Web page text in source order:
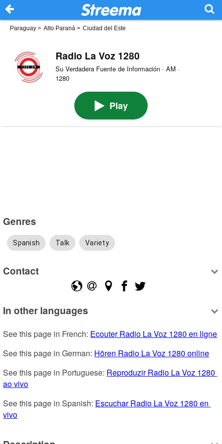
Paraguay > Alto Paraná > Ciudad del Este
Radio La Voz 1280
Su Verdadera Fuente de Información · AM ·
1280
Play
Genres
Spanish Talk Variety
Contact
In other languages
See this page in French: Ecouter Radio La Voz 1280 en ligne
See this page in German: Hören Radio La Voz 1280 online
See this page in Portuguese: Reproduzir Radio La Voz 1280
ao vivo
See this page in Spanish: Escuchar Radio La Voz 1280 en
vivo